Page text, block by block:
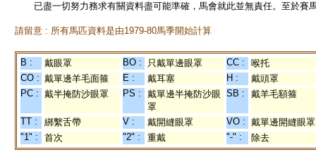
已盡一切努力務求有關資料盡可能準確，馬會就此並無責任。至於賽
請留意 : 所有馬匹資料是由1979-80馬季開始計算
B : 戴眼罩 BO : 只戴單邊眼罩 CC :
喉托
CO : 戴單邊羊毛面箍 E : 戴耳塞 H :
戴頭罩
PC : 戴半掩防沙眼罩 PS :
戴單邊半掩防沙眼
罩
SB : 戴羊毛額箍
TT : 綁繫舌帶 V : 戴開縫眼罩 VO : 戴單邊開縫眼罩
"1" :
首次 "2" : 重戴 "-" : 除去